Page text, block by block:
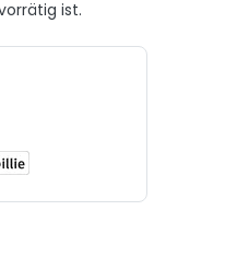
ist.